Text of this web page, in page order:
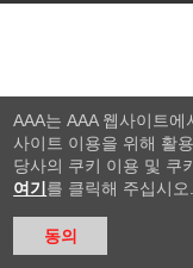
AAA는 AAA 웹사이트
사이트 이용을 위해 활
당사의 쿠키 이용 및 쿠
여기 를 클릭해 주십시오.
동의